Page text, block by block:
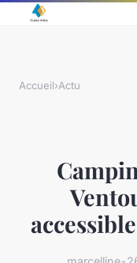
Accueil›Actu